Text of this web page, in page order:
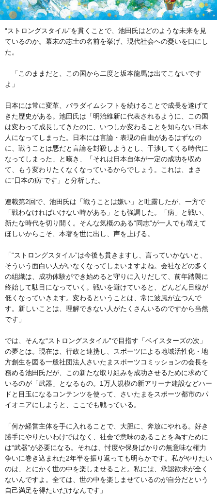
“ストロングスタイル”を貫くことで、池田氏はどのような未来を見
ているのか。幕末の志士の名前を挙げ、現代社会への憂いを口にし
た。
「このままだと、この国から二度と坂本龍馬は出てこないです
よ」
日本には常に変革、パラダイムシフトを続けることで成長を遂げて
きた歴史がある。池田氏は「明治維新に代表されるように、この国
は変わって成長してきたのに、いつしか変わることを知らない日本
人になってしまった。日本には言論・表現の自由があるはずなの
に、戦うことは悪だと言論を封殺しようとし、干渉してくる時代に
なってしまった」と嘆き、「それは日本自体が一定の成功を収め
て、もう変わりたくなくなっているからでしょう。これは、まさ
に“日本の病”です」と分析した。
連載第2回で、池田氏は「戦うことは嫌い」と吐露したが、一方で
「戦わなければいけない時がある」とも強調した。「病」と戦い、
新たな時代を切り開く。そんな気概のある“同志”が一人でも増えて
ほしいからこそ、本著を世に出し、声を上げる。
「“ストロングスタイル”は今後も貫きますし、言っていかないと、
そういう面白い人がいなくなってしまいますよね。会社などの多く
の組織は、成功体験ができ始めると守りに入りだして、前年踏襲に
終始して駄目になっていく。戦いを避けていると、どんどん目線が
低くなっていきます。変わるということは、常に波風が立つんで
す。新しいことは、理解できない人がたくさんいるのですから当然
です」
では、そんな“ストロングスタイル”で目指す「ベイスターズの次」
の夢とは。現在は、行政と連携し、スポーツによる地域活性化・地
方創生を図る一般社団法人さいたまスポーツコミッションの会長を
務める池田氏だが、この新たな取り組みを成功させるために求めて
いるのが「武器」となるもの。1万人規模の新アリーナ建設などハー
ドと目玉になるコンテンツを使って、さいたまをスポーツ都市のパ
イオニアにしようと、ここでも戦っている。
「何か経営主体を手に入れることで、大胆に、奔放にやれる。好き
勝手にやりたいわけではなく、社会で意味のあることを為すために
は“武器”が必要になる。それは、忖度や保身ばかりの無意味な権力
争いに巻き込まれた2年半を振り返っても明らかです。私がやりたい
のは、とにかく世の中を楽しませること。私には、承認欲求が全く
ないんですよ。全ては、世の中を楽しませているのが自分だという
自己満足を得たいだけなんです」